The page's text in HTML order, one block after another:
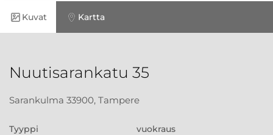
Kuvat Kartta
Nuutisarankatu 35
Sarankulma 33900, Tampere
Tyyppi vuokraus